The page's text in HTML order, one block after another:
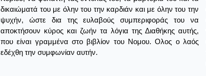
δικαιώματά του με όλην του την καρδιάν και με όλην του την
ψυχήν, ώστε δια της ευλαβούς συμπεριφοράς του να
αποκτήσουν κύρος και ζωήν τα λόγια της Διαθήκης αυτής,
που είναι γραμμένα στο βιβλίον του Νομου. Ολος ο λαός
εδέχθη την συμφωνίαν αυτήν.